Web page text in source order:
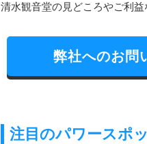
清水観音堂の見どころやご利益
弊社へのお問
注目のパワースポ